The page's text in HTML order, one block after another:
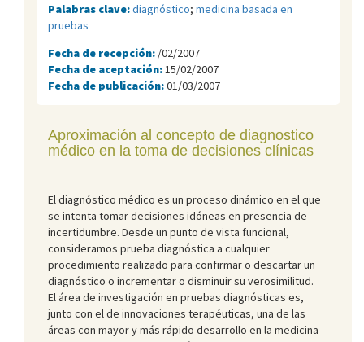
Palabras clave:diagnóstico; medicina basada en
pruebas
Fecha de recepción: /02/2007
Fecha de aceptación: 15/02/2007
Fecha de publicación:01/03/2007
Aproximación al concepto de diagnostico
médico en la toma de decisiones clínicas
El diagnóstico médico es un proceso dinámico en el que
se intenta tomar decisiones idóneas en presencia de
incertidumbre. Desde un punto de vista funcional,
consideramos prueba diagnóstica a cualquier
procedimiento realizado para confirmar o descartar un
diagnóstico o incrementar o disminuir su verosimilitud.
El área de investigación en pruebas diagnósticas es,
junto con el de innovaciones terapéuticas, una de las
áreas con mayor y más rápido desarrollo en la medicina